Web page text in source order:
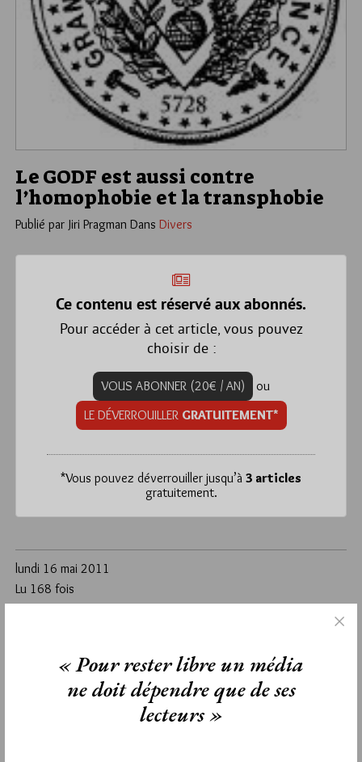
Le GODF est aussi contre
l’homophobie et la transphobie
Publié par Jiri Pragman Dans Divers
Ce contenu est réservé aux abonnés.
Pour accéder à cet article, vous pouvez
choisir de :
VOUS ABONNER (20€ / AN)
ou
LE DÉVERROUILLER GRATUITEMENT*
*Vous pouvez déverrouiller jusqu’à 3 articles
gratuitement.
lundi 16 mai 2011
Un commentaire
Lu 168 fois
transphobie« Pour rester libre un média
ne doit dépendre que de ses
lecteurs »